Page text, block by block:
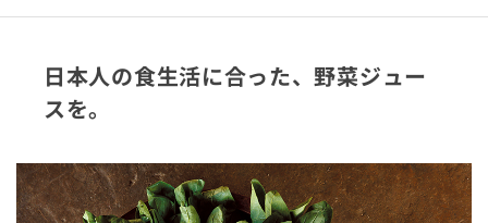
日本人の食生活に合った、野菜ジュー
スを。